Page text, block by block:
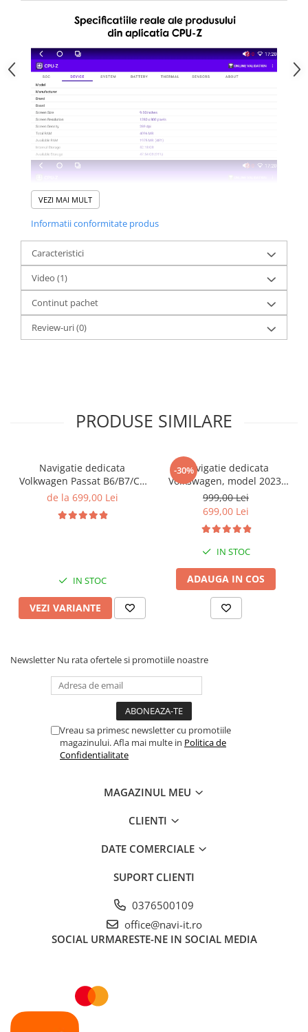
VEZI MAI MULT
Informatii conformitate produs
Caracteristici
Video (1)
Continut pachet
Review-uri(0)
PRODUSE SIMILARE
Navigatie dedicata
Volkwagen Passat B6/B7/CC
Gri, 4GB RAM 64GB ROM,
Display QLED 10", DSP,
de la 699,00 Lei
IN STOC
VEZI VARIANTE
-30%Navigatie dedicata
Volkswagen, model 2023,
4GB RAM 64GB ROM,
Quadcore, Android 14,
Display QLED 7", DSP,
Carplay&Android Auto,
Suport camere AHD
999,00 Lei
699,00 Lei
IN STOC
ADAUGA IN COS
Newsletter Nu rata ofertele si promotiile noastre
Vreau sa primesc newsletter cu promotiile
magazinului. Afla mai multe in Politica de
Confidentialitate
MAGAZINUL MEU
CLIENTI
DATE COMERCIALE
SUPORT CLIENTI
0376500109
office@navi-it.ro
SOCIAL URMARESTE-NE IN SOCIAL MEDIA